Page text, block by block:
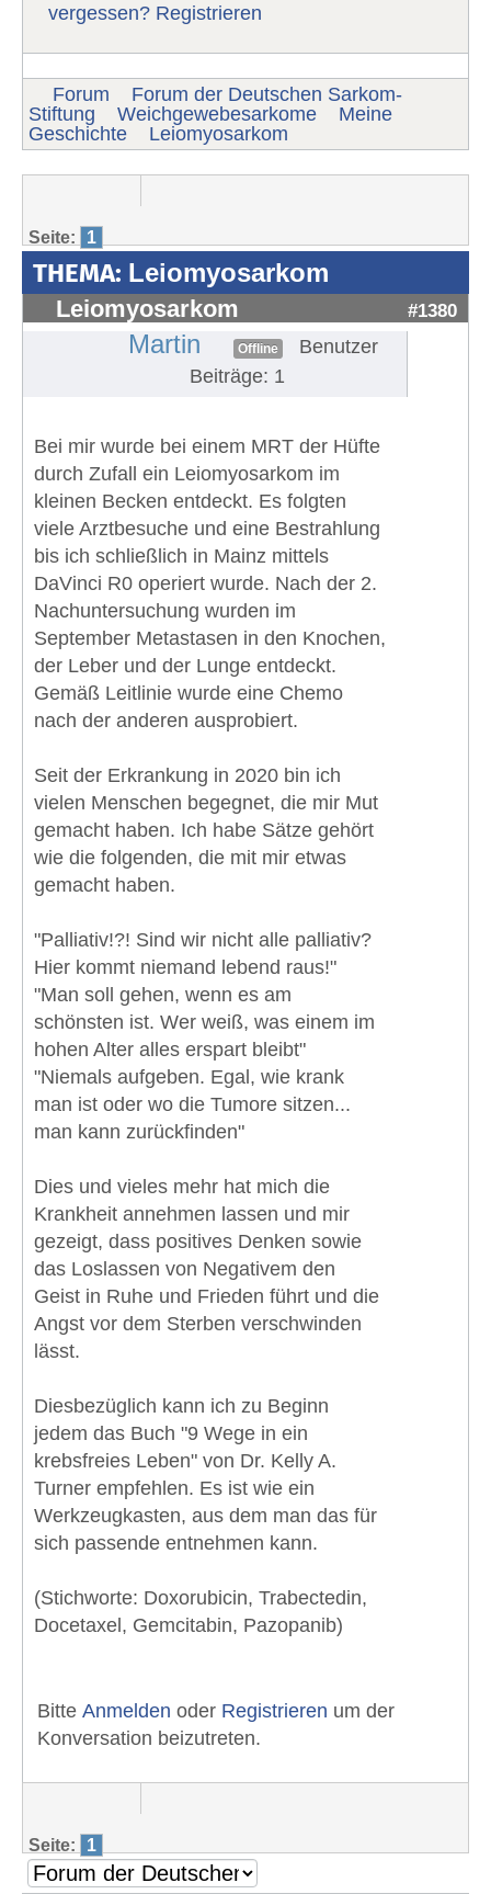
vergessen? Registrieren
Forum
Forum der Deutschen Sarkom-
Stiftung
Weichgewebesarkome
Meine
Geschichte
Leiomyosarkom
Seite: 1
THEMA: Leiomyosarkom
Leiomyosarkom #1380
Martin Offline
Benutzer
Beiträge: 1
Bei mir wurde bei einem MRT der Hüfte
durch Zufall ein Leiomyosarkom im
kleinen Becken entdeckt. Es folgten
viele Arztbesuche und eine Bestrahlung
bis ich schließlich in Mainz mittels
DaVinci R0 operiert wurde. Nach der 2.
Nachuntersuchung wurden im
September Metastasen in den Knochen,
der Leber und der Lunge entdeckt.
Gemäß Leitlinie wurde eine Chemo
nach der anderen ausprobiert.
Seit der Erkrankung in 2020 bin ich
vielen Menschen begegnet, die mir Mut
gemacht haben. Ich habe Sätze gehört
wie die folgenden, die mit mir etwas
gemacht haben.
"Palliativ!?! Sind wir nicht alle palliativ?
Hier kommt niemand lebend raus!"
"Man soll gehen, wenn es am
schönsten ist. Wer weiß, was einem im
hohen Alter alles erspart bleibt"
"Niemals aufgeben. Egal, wie krank
man ist oder wo die Tumore sitzen...
man kann zurückfinden"
Dies und vieles mehr hat mich die
Krankheit annehmen lassen und mir
gezeigt, dass positives Denken sowie
das Loslassen von Negativem den
Geist in Ruhe und Frieden führt und die
Angst vor dem Sterben verschwinden
lässt.
Diesbezüglich kann ich zu Beginn
jedem das Buch "9 Wege in ein
krebsfreies Leben" von Dr. Kelly A.
Turner empfehlen. Es ist wie ein
Werkzeugkasten, aus dem man das für
sich passende entnehmen kann.
(Stichworte: Doxorubicin, Trabectedin,
Docetaxel, Gemcitabin, Pazopanib)
Bitte Anmelden oder Registrieren um der
Konversation beizutreten.
Seite: 1